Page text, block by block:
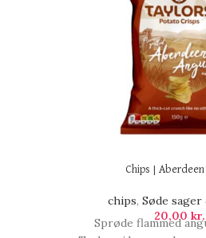
Chips | Aberdeen
chips, Søde sager
20,00 kr.
Sprøde flammed